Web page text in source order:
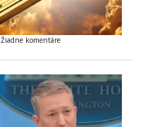
Žiadne komentáre